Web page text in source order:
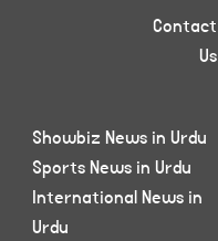
Contact
Us
Showbiz News in Urdu
Sports News in Urdu
International News in
Urdu